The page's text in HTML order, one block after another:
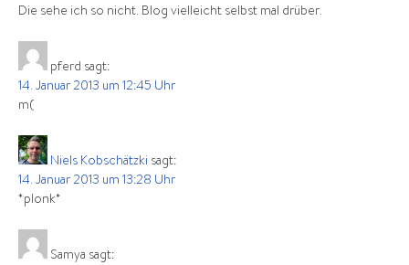
Die sehe ich so nicht. Blog vielleicht selbst mal drüber.
pferd sagt:
14. Januar 2013 um 12:45 Uhr
m(
Niels Kobschätzki sagt:
14. Januar 2013 um 13:28 Uhr
*plonk*
Samya sagt: